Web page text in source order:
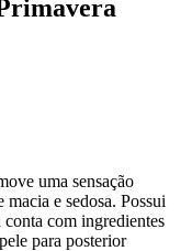
uma sensação
e sedosa. Possui
com ingredientes
para posterior